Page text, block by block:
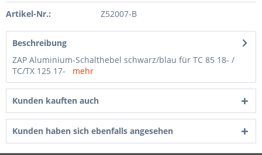
Artikel-Nr.: Z52007-B
Beschreibung
ZAP Aluminium-Schalthebel schwarz/blau für TC 85 18- /
TC/TX 125 17- mehr
Kunden kauften auch
Kunden haben sich ebenfalls angesehen